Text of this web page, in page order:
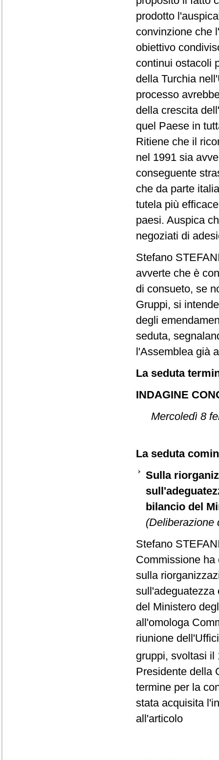
prodotto
convinzione che
obiettivo
continui ostacoli
della Turchia
processo
della crescita
quel Paese in
Ritiene che il
nel 1991 sia
conseguente
che da parte
tutela più
paesi. Auspica
negoziati di
Stefano
avverte che è
di consueto, se
Gruppi, si
degli
seduta,
l'Assemblea già
La seduta
INDAGINE
Mercoledì 8
La seduta
Sulla
bilancio del
(Deliberazione
Stefano
Commissione
sulla
sull'adeguatezza
del Ministero
all'omologa
riunione
gruppi, svoltasi il
Presidente della
termine per la
stata acquisita
all'articolo